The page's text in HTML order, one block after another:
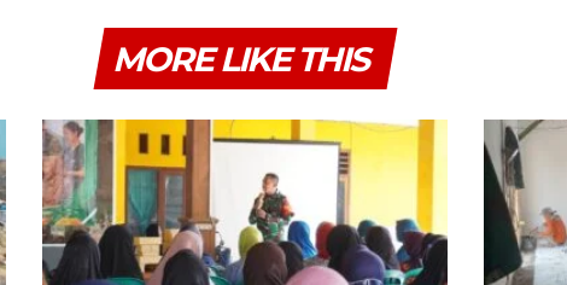
MORE LIKE THIS